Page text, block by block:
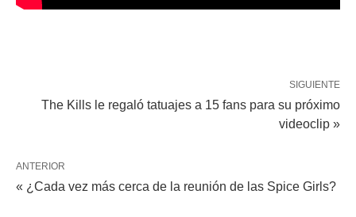
SIGUIENTE
The Kills le regaló tatuajes a 15 fans para su próximo
videoclip »
ANTERIOR
« ¿Cada vez más cerca de la reunión de las Spice Girls?